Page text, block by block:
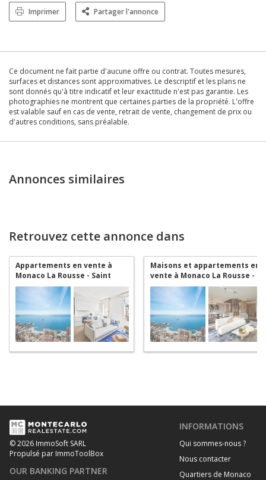
Imprimer Partager l'annonce
Ce document ne fait partie d'aucune offre ou contrat. Toutes mesures,
surfaces et distances sont approximatives. Le descriptif et les plans ne
sont donnés qu'à titre indicatif et leur exactitude n'est pas garantie. Les
photographies ne montrent que certaines parties de la propriété. L'offre
est valable sauf en cas de vente, retrait de vente, changement de prix ou
d'autres conditions, sans préalable.
Annonces similaires
Retrouvez cette annonce dans
Appartements en vente à
Monaco La Rousse - Saint
Roman
Maisons et appartements en
vente à Monaco La Rousse -
Saint Roman
© 2026 ImmoSoft SARL
Propulsé par ImmoToolBox
OUR BANKING PARTNER
INFORMATIONS
Qui sommes-nous ?
Nous contacter
Quartiers de Monaco